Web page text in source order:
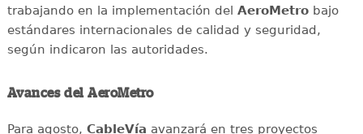
trabajando en la implementación del AeroMetrobajo
estándares internacionales de calidad y seguridad,
según indicaron las autoridades.
Avances del AeroMetro
Para agosto, CableVía avanzará en tres proyectos